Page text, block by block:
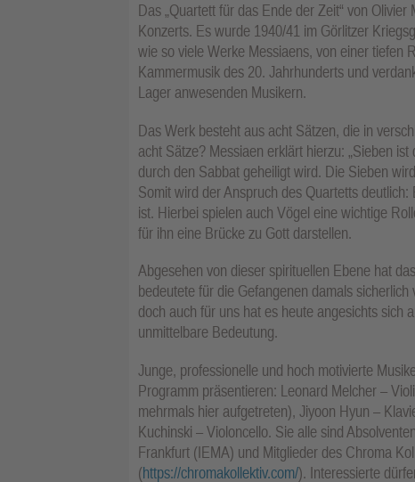
Das „Quartett für das Ende der Zeit“ von
Konzerts. Es wurde 1940/41 im Görlitzer
wie so viele Werke Messiaens, von einer tiefen
Kammermusik des 20. Jahrhunderts und
Lager anwesenden Musikern.
Das Werk besteht aus acht Sätzen, die in
acht Sätze? Messiaen erklärt hierzu: „Sieben
durch den Sabbat geheiligt wird. Die Sieben
Somit wird der Anspruch des Quartetts
ist. Hierbei spielen auch Vögel eine wichtige
für ihn eine Brücke zu Gott darstellen.
Abgesehen von dieser spirituellen Ebene hat
bedeutete für die Gefangenen damals
doch auch für uns hat es heute angesichts sich
unmittelbare Bedeutung.
Junge, professionelle und hoch motivierte
Programm präsentieren: Leonard Melcher –
mehrmals hier aufgetreten), Jiyoon Hyun –
Kuchinski – Violoncello. Sie alle sind
Frankfurt (IEMA) und Mitglieder des Chroma
(https://chromakollektiv.com/). Interessierte